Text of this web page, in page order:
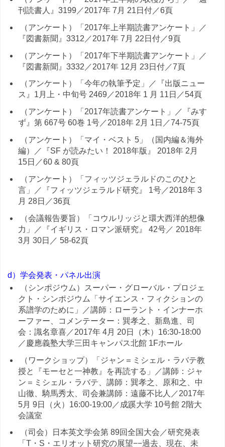
刊読書人』3199／2017年 7月 21日付／6頁
（アンケート）「2017年上半期読書アンケート」／
『図書新聞』3312／2017年 7月 22日付／9頁
（アンケート）「2017年下半期読書アンケート」／
『図書新聞』3332／2017年 12月 23日付／7頁
（アンケート）「今年の執筆予定」／『出版ニュー
ス』1月上・中旬号 2469／2018年 1 月 11日／54頁
（アンケート）「2017年読書アンケート」／『みす
ず』第 667号 60巻 1号／2018年 2月 1日／74-75頁
（アンケート）「マイ・ベスト 5」（国内編＆海外
編）／『SF が読みたい！ 2018年版』 2018年 2月
15日／60 & 80頁
（アンケート）「フィッツジェラルドのこのひと
言」／『フィッツジェラルド研究』 1号／2018年 3
月 28日／36頁
（会議報告要旨）「コウルリッジと環大西洋的想像
力」／『イギリス・ロマン派研究』 42号／ 2018年
3月 30日／ 58-62頁
d）学会発表・パネル出演
（シンポジウム）スーパー・グローバル・プロジェ
クト・シンポジウム「サイエンス・フィクションの
系譜学のために」／講師：ローラント・インナーホ
ーファー、コメンテーター：巽孝之、新島進、司
会：識名章喜／2017年 4月 20日（木）16:30-18:00
／慶應義塾大学三田キャンパス北館 1Fホール
（ワークショップ）「ジャン＝ミシェル・ラバテ教
授と『モーセと一神教』を再読する」／講師：ジャ
ン＝ミシェル・ラバテ、講師：巽孝之、原和之、中
山徹、騎馬秀太、司会兼講師：遠藤不比人／2017年
5月 9日（火）16:00-19:00／成蹊大学 10号館 2階大
会議室
（司会）日本英文学会第 89回全国大会／研究発表
「T・S・エリオット研究の展望−−過去、現在、未